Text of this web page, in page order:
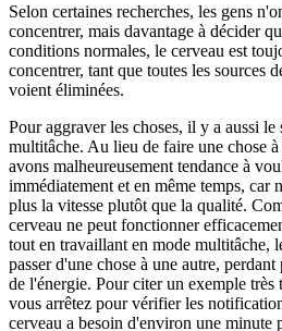
Selon certaines recherches, les gens
concentrer, mais davantage à décider
conditions normales, le cerveau est
concentrer, tant que toutes les sources
voient éliminées.
Pour aggraver les choses, il y a aussi
multitâche. Au lieu de faire une chose
avons malheureusement tendance à
immédiatement et en même temps, car
plus la vitesse plutôt que la qualité.
cerveau ne peut fonctionner
tout en travaillant en mode multitâche,
passer d'une chose à une autre,
de l'énergie. Pour citer un exemple
vous arrêtez pour vérifier les
cerveau a besoin d'environ une minute